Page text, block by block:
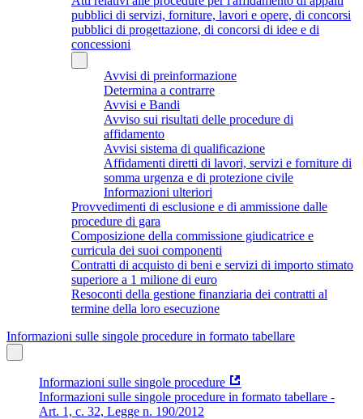
pubblici di servizi, forniture, lavori e opere, di concorsi
pubblici di progettazione, di concorsi di idee e di
concessioni
Avvisi di preinformazione
Determina a contrarre
Avvisi e Bandi
Avviso sui risultati delle procedure di
affidamento
Avvisi sistema di qualificazione
Affidamenti diretti di lavori, servizi e forniture di
somma urgenza e di protezione civile
Informazioni ulteriori
Provvedimenti di esclusione e di ammissione dalle
procedure di gara
Composizione della commissione giudicatrice e
curricula dei suoi componenti
Contratti di acquisto di beni e servizi di importo stimato
superiore a 1 milione di euro
Resoconti della gestione finanziaria dei contratti al
termine della loro esecuzione
Informazioni sulle singole procedure in formato tabellare
Informazioni sulle singole procedure
Informazioni sulle singole procedure in formato tabellare -
Art. 1, c. 32, Legge n. 190/2012